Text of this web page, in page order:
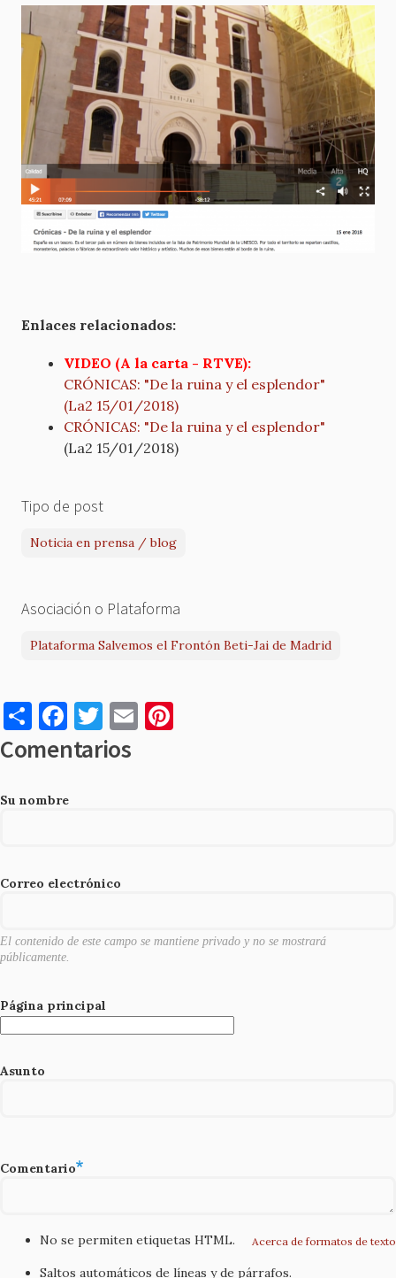
Enlaces relacionados:
VIDEO (A la carta - RTVE):
CRÓNICAS: "De la ruina y el esplendor"
(La2 15/01/2018)
CRÓNICAS: "De la ruina y el esplendor"
(La2 15/01/2018)
Tipo de post
Noticia en prensa / blog
Asociación o Plataforma
Plataforma Salvemos el Frontón Beti-Jai de Madrid
S
h
ar
e
F
a
c
e
o
T
w
it
E
m
Comentarios
Su nombre
Correo electrónico
El contenido de este campo se mantiene privado y no se mostrará
públicamente.
Página principal
Asunto
Comentario
Acerca de formatos de texto
No se permiten etiquetas HTML.
Saltos automáticos de líneas y de párrafos.